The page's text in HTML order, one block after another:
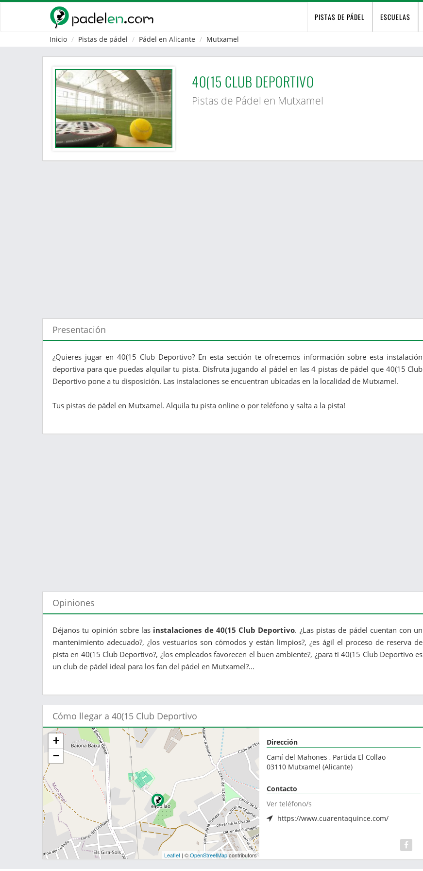
PISTAS DE PÁDEL ESCUELAS
Inicio Pistas de pádel Pádel en Alicante Mutxamel
40(15 CLUB DEPORTIVO
Pistas de Pádel en Mutxamel
Presentación
¿Quieres jugar en 40(15 Club Deportivo? En esta sección te ofrecemos información sobre esta instalación
deportiva para que puedas alquilar tu pista. Disfruta jugando al pádel en las 4 pistas de pádel que 40(15 Club
Deportivo pone a tu disposición. Las instalaciones se encuentran ubicadas en la localidad de Mutxamel.
Tus pistas de pádel en Mutxamel. Alquila tu pista online o por teléfono y salta a la pista!
Opiniones
Déjanos tu opinión sobre las instalaciones de 40(15 Club Deportivo. ¿Las pistas de pádel cuentan con un
mantenimiento adecuado?, ¿los vestuarios son cómodos y están limpios?, ¿es ágil el proceso de reserva de
pista en 40(15 Club Deportivo?, ¿los empleados favorecen el buen ambiente?, ¿para ti 40(15 Club Deportivo es
un club de pádel ideal para los fan del pádel en Mutxamel?...
Cómo llegar a 40(15 Club Deportivo
+
−
Leaflet | ©OpenStreetMapcontributors
Dirección
Camí del Mahones , Partida El Collao
03110 Mutxamel (Alicante)
Contacto
Ver teléfono/s
https://www.cuarentaquince.com/